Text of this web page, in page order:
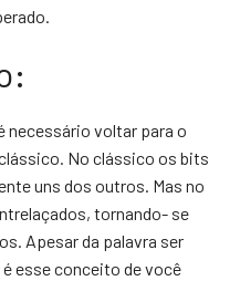
necessário voltar para o
No clássico os bits
uns dos outros. Mas no
tornando- se
Apesar da palavra ser
esse conceito de você